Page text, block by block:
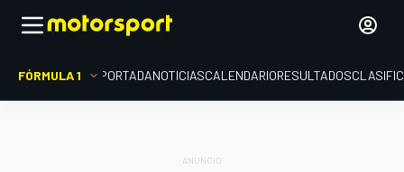
FÓRMULA 1 PORTADANOTICIASCALENDARIORESULTADOS